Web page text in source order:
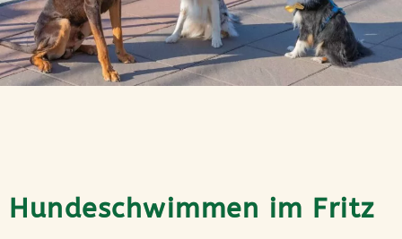
Hundeschwimmen im Fritz